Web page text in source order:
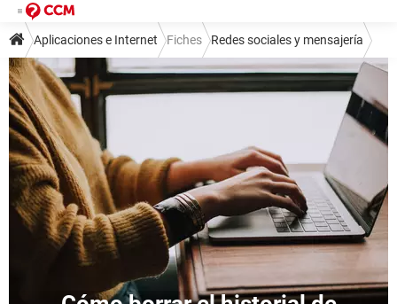
Aplicaciones e Internet Fiches Redes sociales y mensajería
Redes sociales